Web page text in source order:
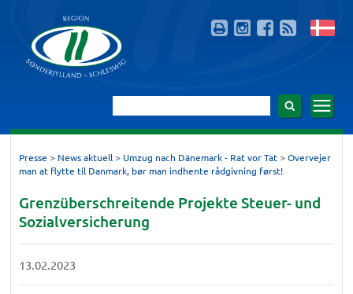
Presse > News aktuell > Umzug nach Dänemark - Rat vor Tat > Overvejer
man at flytte til Danmark, bør man indhente rådgivning først!
Grenzüberschreitende Projekte Steuer- und
Sozialversicherung
13.02.2023